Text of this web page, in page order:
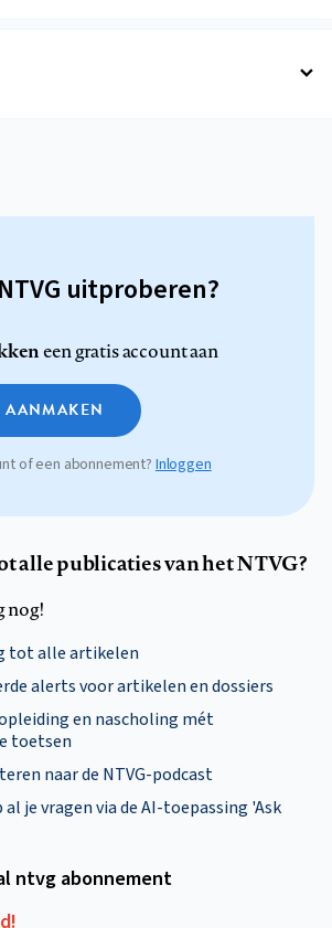
uitproberen?
een gratis account aan
of een abonnement?Inloggen
alle publicaties van het NTVG?
nog!
tot alle artikelen
alerts voor artikelen en dossiers
en nascholing mét
toetsen
naar de NTVG-podcast
je vragen via de AI-toepassing 'Ask
ntvg abonnement